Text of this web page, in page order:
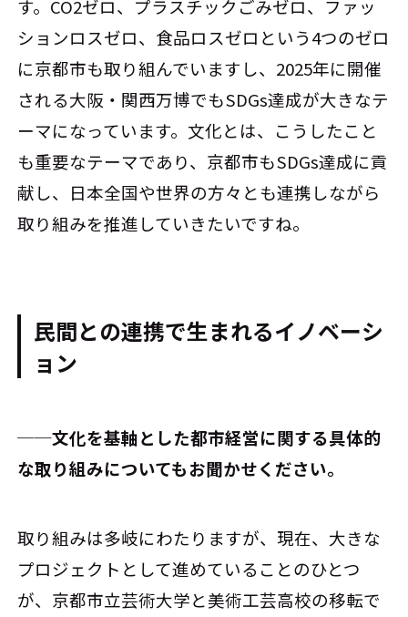
す。CO2ゼロ、プラスチックごみゼロ、ファッ
ションロスゼロ、食品ロスゼロという4つのゼロ
に京都市も取り組んでいますし、2025年に開催
される大阪・関西万博でもSDGs達成が大きなテ
ーマになっています。文化とは、こうしたこと
も重要なテーマであり、京都市もSDGs達成に貢
献し、日本全国や世界の方々とも連携しながら
取り組みを推進していきたいですね。
民間との連携で生まれるイノベーシ
ョン
──文化を基軸とした都市経営に関する具体的
な取り組みについてもお聞かせください。
取り組みは多岐にわたりますが、現在、大きな
プロジェクトとして進めていることのひとつ
が、京都市立芸術大学と美術工芸高校の移転で